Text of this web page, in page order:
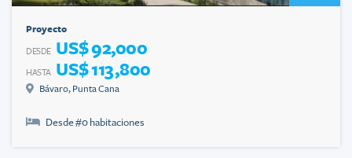
Proyecto
DESDE US$ 92,000
HASTA US$ 113,800
Bávaro, Punta Cana
Desde #0 habitaciones